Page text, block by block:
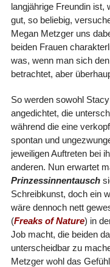
langjährige Freundin ist,
gut, so beliebig,
Megan Metzger uns
beiden Frauen
was, wenn man sich
betrachtet, aber
So werden sowohl
angedichtet, die
während die eine
spontan und
jeweiligen Auftreten bei
anderen. Nun erwartet
Prinzessinnentausch
Schreibkunst, doch ein
wäre dennoch nett
(Freaks of Nature) in
Job macht, die beiden
unterscheidbar zu
Metzger wohl das